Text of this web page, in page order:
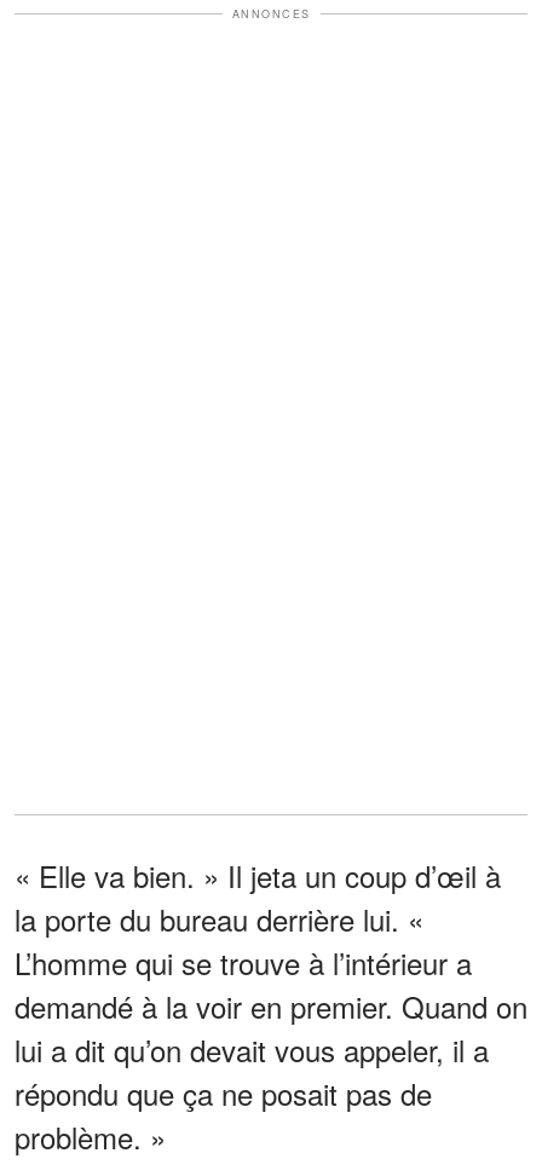
ANNONCES
« Elle va bien. » Il jeta un coup d’œil à
la porte du bureau derrière lui. «
L’homme qui se trouve à l’intérieur a
demandé à la voir en premier. Quand on
lui a dit qu’on devait vous appeler, il a
répondu que ça ne posait pas de
problème. »